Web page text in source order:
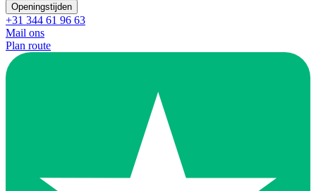
Openingstijden
+31 344 61 96 63
Mail ons
Plan route